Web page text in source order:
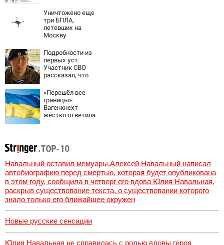
Уничтожено еще
три БПЛА,
летевших на
Москву
Подробности из
первых уст:
Участник СВО
рассказал, что
схватке с
медведем
«Перешёл все
границы»:
Вагенкнехт
жёстко ответила
Навальный оставил мемуары.Алексей Навальный написал
автобиографию перед смертью, которая будет опубликована
в этом году, сообщила в четверг его вдова Юлия Навальная,
раскрыв существование текста, о существовании которого
знало только его ближайшее окружен
Новые русские сенсации
Юлия Навальная не справилась с ролью вдовы героя